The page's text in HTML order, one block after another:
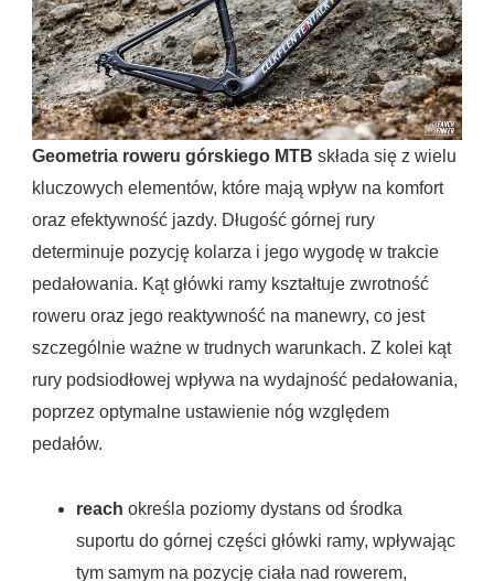
Geometria roweru górskiego MTB składa się z wielu
kluczowych elementów, które mają wpływ na komfort
oraz efektywność jazdy. Długość górnej rury
determinuje pozycję kolarza i jego wygodę w trakcie
pedałowania. Kąt główki ramy kształtuje zwrotność
roweru oraz jego reaktywność na manewry, co jest
szczególnie ważne w trudnych warunkach. Z kolei kąt
rury podsiodłowej wpływa na wydajność pedałowania,
poprzez optymalne ustawienie nóg względem
pedałów.
reach określa poziomy dystans od środka
suportu do górnej części główki ramy, wpływając
tym samym na pozycję ciała nad rowerem,